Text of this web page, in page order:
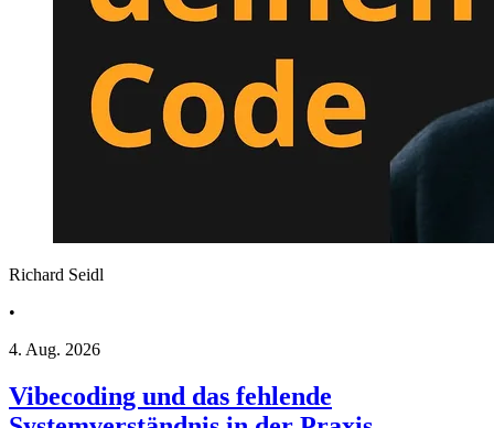
Richard Seidl
•
4. Aug. 2026
Vibecoding und das fehlende